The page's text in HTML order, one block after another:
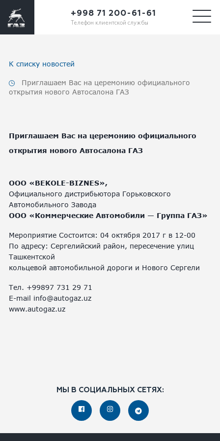
+998 71 200-61-61
Телефон клиентской службы
К списку новостей
Приглашаем Вас на церемонию официального
открытия нового Автосалона ГАЗ
Приглашаем Вас на церемонию официального
открытия нового Автосалона ГАЗ
ООО «BEKOLE-BIZNES»,
Официального дистрибьютора Горьковского
Автомобильного Завода
ООО «Коммерческие Автомобили — Группа ГАЗ»
Мероприятие Состоится: 04 октября 2017 г в 12-00
По адресу: Сергелийский район, пересечение улиц
Ташкентской
кольцевой автомобильной дороги и Нового Сергели
Тел. +99897 731 29 71
Е-mail info@autogaz.uz
www.autogaz.uz
МЫ В СОЦИАЛЬНЫХ СЕТЯХ: